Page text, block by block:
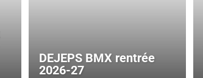
DEJEPS BMX rentrée
2026-27